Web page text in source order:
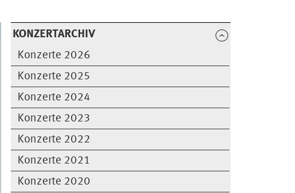
KONZERTARCHIV
Konzerte 2026
Konzerte 2025
Konzerte 2024
Konzerte 2023
Konzerte 2022
Konzerte 2021
Konzerte 2020